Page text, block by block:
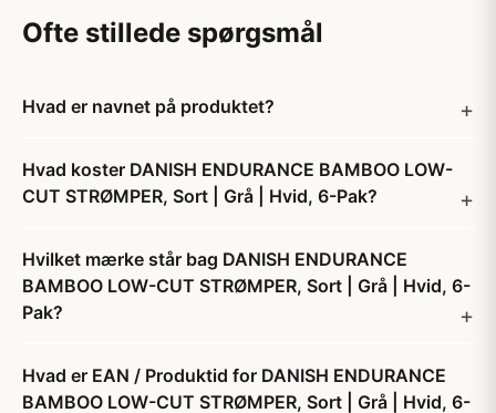
Ofte stillede spørgsmål
Hvad er navnet på produktet?
Hvad koster DANISH ENDURANCE BAMBOO LOW-
CUT STRØMPER, Sort | Grå | Hvid, 6-Pak?
Hvilket mærke står bag DANISH ENDURANCE
BAMBOO LOW-CUT STRØMPER, Sort | Grå | Hvid, 6-
Pak?
Hvad er EAN / Produktid for DANISH ENDURANCE
BAMBOO LOW-CUT STRØMPER, Sort | Grå | Hvid, 6-